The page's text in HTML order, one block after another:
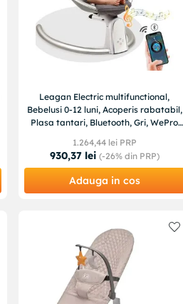
Leagan Electric multifunctional,
Bebelusi 0-12 luni, Acoperis rabatabil,
Plasa tantari, Bluetooth, Gri, WePro
1.264,44lei PRP
930,37 lei (-26%din PRP)
Adauga in cos